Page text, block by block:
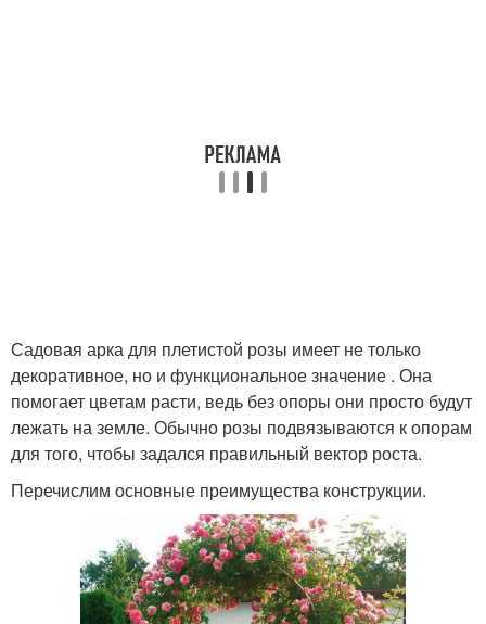
Садовая арка для плетистой розы имеет не только
декоративное, но и функциональное значение . Она
помогает цветам расти, ведь без опоры они просто будут
лежать на земле. Обычно розы подвязываются к опорам
для того, чтобы задался правильный вектор роста.
Перечислим основные преимущества конструкции.